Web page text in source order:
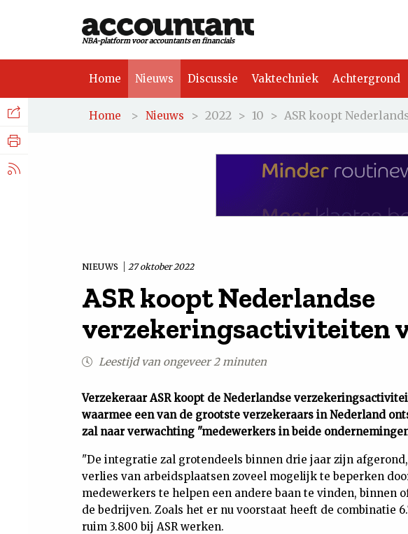
NBA-platform voor accountants en financials
Home Nieuws Discussie Vaktechniek Achtergrond
Home > Nieuws > 2022 > 10 > ASR koopt
NIEUWS 27 oktober 2022
ASR koopt Nederlandse
verzekeringsactiviteiten
Leestijd van ongeveer 2 minuten
Verzekeraar ASR koopt de Nederlandse
waarmee een van de grootste verzekeraars in Nederland
zal naar verwachting "medewerkers in beide
"De integratie zal grotendeels binnen drie jaar zijn
verlies van arbeidsplaatsen zoveel mogelijk te beperken
medewerkers te helpen een andere baan te vinden, binnen
de bedrijven. Zoals het er nu voorstaat heeft de combinatie
ruim 3.800 bij ASR werken.
Facebook
Nieuws